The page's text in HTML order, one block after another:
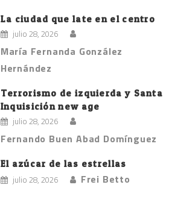
La ciudad que late en el centro
julio 28, 2026
María Fernanda González
Hernández
Terrorismo de izquierda y Santa
Inquisición new age
julio 28, 2026
Fernando Buen Abad Domínguez
El azúcar de las estrellas
julio 28, 2026 Frei Betto